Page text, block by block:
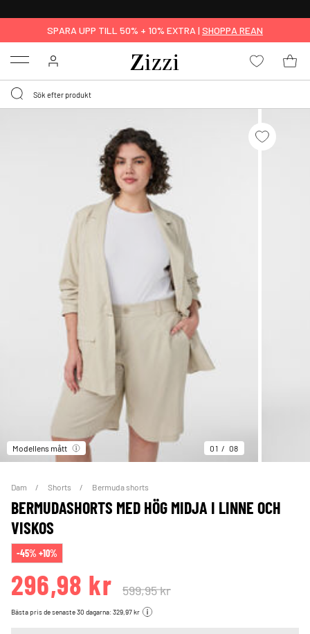
SPARA UPP TILL 50% + 10% EXTRA | SHOPPA REAN
Menu
Modellens mått 01 08
Dam Shorts Bermuda shorts
BERMUDASHORTS MED HÖG MIDJA I LINNE OCH
VISKOS
-45% +10%
296,98 kr 599,95 kr
Bästa pris de senaste 30 dagarna: 329,97 kr